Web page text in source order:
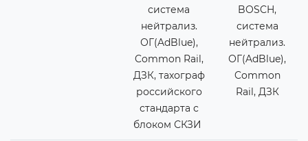
система
нейтрализ.
ОГ(AdBlue),
Common Rail,
ДЗК, тахограф
российского
стандарта с
блоком СКЗИ
BOSCH,
система
нейтрализ.
ОГ(AdBlue),
Common
Rail, ДЗК